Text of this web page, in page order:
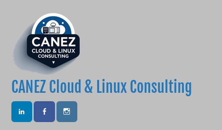
CANEZ Cloud & Linux Consulting